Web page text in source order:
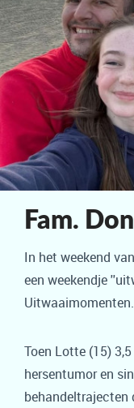
Fam.
In het weekend
een weekendje
Uitwaaimomenten.
Toen Lotte (15)
hersentumor en